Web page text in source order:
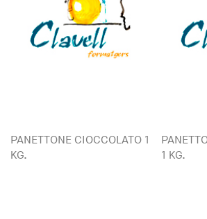
PANETTONE CIOCCOLATO 1
KG.
1 KG.